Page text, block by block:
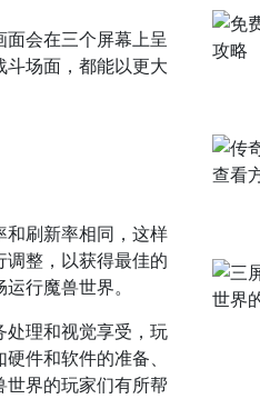
会在三个屏幕上呈
场面，都能以更大
和刷新率相同，这样
整，以获得最佳的
行魔兽世界。
处理和视觉享受，玩
件和软件的准备、
世界的玩家们有所帮